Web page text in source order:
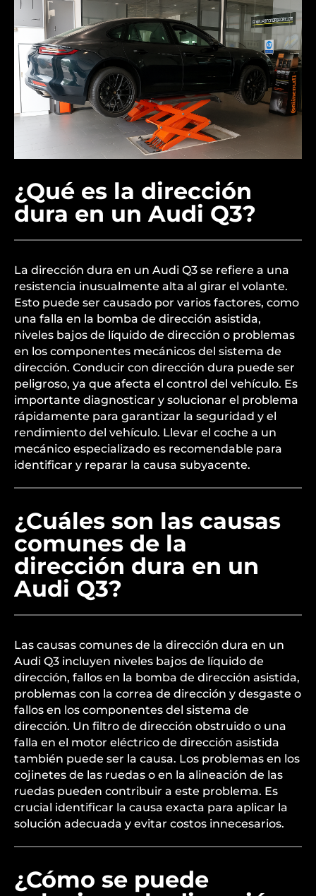
¿Qué es la dirección
dura en un Audi Q3?
La dirección dura en un Audi Q3 se refiere a una
resistencia inusualmente alta al girar el volante.
Esto puede ser causado por varios factores, como
una falla en la bomba de dirección asistida,
niveles bajos de líquido de dirección o problemas
en los componentes mecánicos del sistema de
dirección. Conducir con dirección dura puede ser
peligroso, ya que afecta el control del vehículo. Es
importante diagnosticar y solucionar el problema
rápidamente para garantizar la seguridad y el
rendimiento del vehículo. Llevar el coche a un
mecánico especializado es recomendable para
identificar y reparar la causa subyacente.
¿Cuáles son las causas
comunes de la
dirección dura en un
Audi Q3?
Las causas comunes de la dirección dura en un
Audi Q3 incluyen niveles bajos de líquido de
dirección, fallos en la bomba de dirección asistida,
problemas con la correa de dirección y desgaste o
fallos en los componentes del sistema de
dirección. Un filtro de dirección obstruido o una
falla en el motor eléctrico de dirección asistida
también puede ser la causa. Los problemas en los
cojinetes de las ruedas o en la alineación de las
ruedas pueden contribuir a este problema. Es
crucial identificar la causa exacta para aplicar la
solución adecuada y evitar costos innecesarios.
¿Cómo se puede